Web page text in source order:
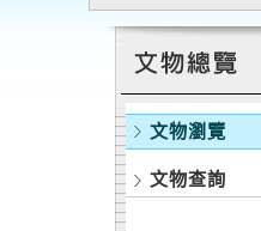
文物瀏覽
文物查詢